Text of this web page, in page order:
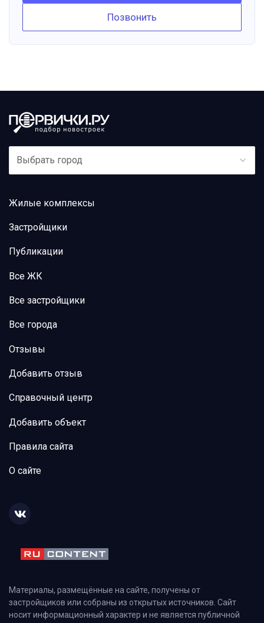
Позвонить
Выбрать город
Жилые комплексы
Застройщики
Публикации
Все ЖК
Все застройщики
Все города
Отзывы
Добавить отзыв
Справочный центр
Добавить объект
Правила сайта
О сайте
Материалы, размещённые на сайте, получены от
застройщиков или собраны из открытых источников. Сайт
носит информационный характер и не является публичной